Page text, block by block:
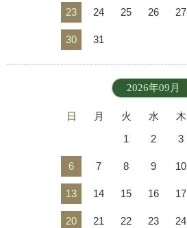
23 24 25 26 27
30 31
2026年09月
日 月 火 水 木
1
2 3
6 7 8 9 10
13 14 15 16 17
20 21 22 23 24